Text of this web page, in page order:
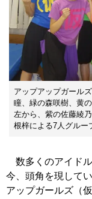
アップアップガール
瞳、緑の森咲樹、黄
左から、紫の佐藤綾
根梓による7人グルー
数多くのアイド
今、頭角を現して
アップガールズ（